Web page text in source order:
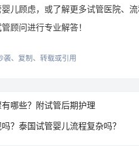
儿顾虑，或了解更多试管医院、
顾问进行专业解答！
袭、复制、转载或引用
哪些？附试管后期护理
？泰国试管婴儿流程复杂吗？